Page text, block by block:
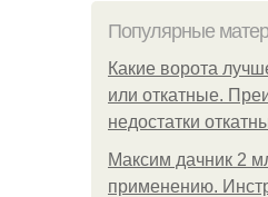
Популярные
Какие ворота
или откатные.
недостатки
Максим дачник 2
применению.